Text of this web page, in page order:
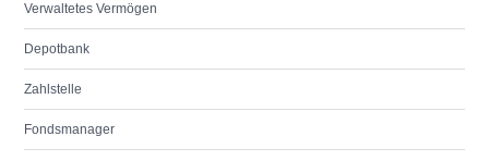
Verwaltetes Vermögen
Depotbank
Zahlstelle
Fondsmanager